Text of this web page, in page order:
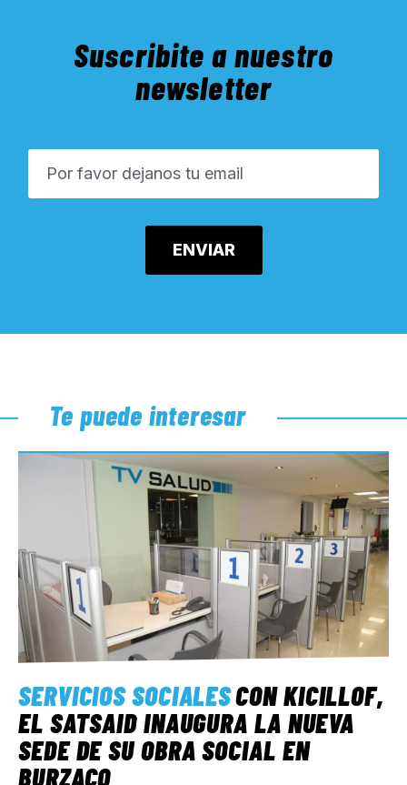
Suscribite a nuestro
newsletter
Te puede interesar
SERVICIOS SOCIALESCON KICILLOF,
EL SATSAID INAUGURA LA NUEVA
SEDE DE SU OBRA SOCIAL EN
BURZACO